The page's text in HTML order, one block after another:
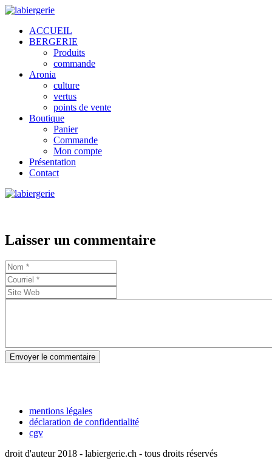
ACCUEIL
BERGERIE
Produits
commande
Aronia
culture
vertus
points de vente
Boutique
Panier
Commande
Mon compte
Présentation
Contact
Laisser un commentaire
Envoyer le commentaire
mentions légales
déclaration de confidentialité
cgv
droit d'auteur 2018 - labiergerie.ch - tous droits réservés